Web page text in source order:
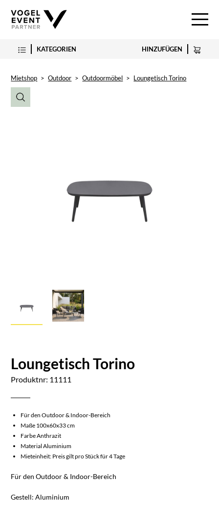
KATEGORIEN HINZUFÜGEN
Mietshop > Outdoor > Outdoormöbel > Loungetisch Torino
Loungetisch Torino
Produktnr: 11111
Für den Outdoor & Indoor-Bereich
Maße 100x60x33 cm
Farbe Anthrazit
Material Aluminium
Mieteinheit: Preis gilt pro Stück für 4 Tage
Für den Outdoor & Indoor-Bereich
Gestell: Aluminium